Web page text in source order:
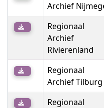
Archief
Regionaal
Archief
Rivierenland
Regionaal
Archief Tilburg
Regionaal